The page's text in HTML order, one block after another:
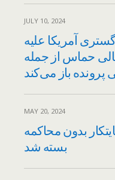
JULY 10, 2024
آمریکا علیه
حماس از جمله
باز می‌کند
MAY 20, 2024
بدون محاکمه
بسته شد